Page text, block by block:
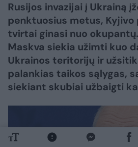
Rusijos invazijai į Ukrainą
penktuosius metus, Kyjivo
tvirtai ginasi nuo
Maskva siekia užimti kuo
Ukrainos teritorijų ir
palankias taikos sąlygas,
siekiant skubiai užbaigti